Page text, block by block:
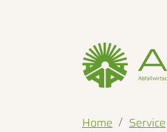
Home Service